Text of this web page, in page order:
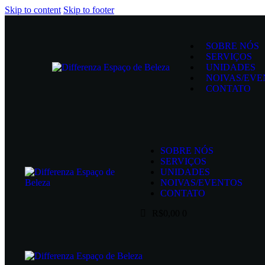
Skip to content Skip to footer
SOBRE NÓS
SERVIÇOS
UNIDADES
NOIVAS/
CONTATO
SOBRE NÓS
SERVIÇOS
UNIDADES
NOIVAS/EVENTOS
CONTATO